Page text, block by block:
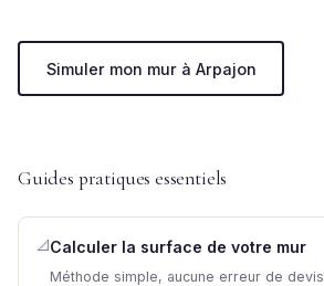
Simuler mon mur à Arpajon
Guides pratiques essentiels
📐 Calculer la surface de votre mur
Méthode simple, aucune erreur de devis